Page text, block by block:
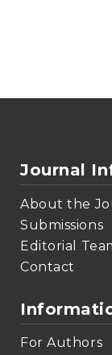
Journal
About the
Submissions
Editorial
Contact
For Authors